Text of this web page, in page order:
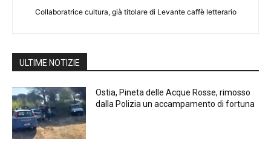
Collaboratrice cultura, già titolare di Levante caffè letterario
ULTIME NOTIZIE
Ostia, Pineta delle Acque Rosse, rimosso
dalla Polizia un accampamento di fortuna